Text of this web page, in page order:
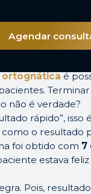
Agendar
ortognáticaé
não é verdade?
rápido”, isso é
o resultado
foi obtido com 7
estava
Pois,